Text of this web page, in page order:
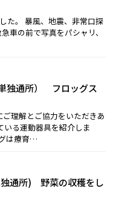
た。 暴風、地震、非常口探
の前で写真をパシャリ、
独通所） フロッグス
理解とご協力をいただきあ
いる運動器具を紹介しま
は療育…
独通所) 野菜の収穫をし